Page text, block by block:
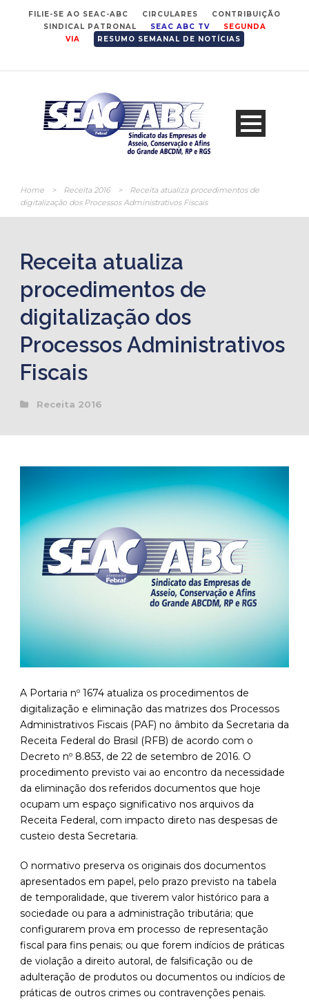
FILIE-SE AO SEAC-ABC CIRCULARES
CONTRIBUIÇÃO
SINDICAL PATRONAL
SEAC ABC TV
SEGUNDA
VIA
RESUMO SEMANAL DE NOTÍCIAS
Home > Receita 2016 >
Receita atualiza procedimentos de
digitalização dos Processos Administrativos Fiscais
Receita atualiza
procedimentos de
digitalização dos
Processos Administrativos
Fiscais
Receita 2016
A Portaria nº 1674 atualiza os procedimentos de
digitalização e eliminação das matrizes dos Processos
Administrativos Fiscais (PAF) no âmbito da Secretaria da
Receita Federal do Brasil (RFB) de acordo com o
Decreto nº 8.853, de 22 de setembro de 2016. O
procedimento previsto vai ao encontro da necessidade
da eliminação dos referidos documentos que hoje
ocupam um espaço significativo nos arquivos da
Receita Federal, com impacto direto nas despesas de
custeio desta Secretaria.
O normativo preserva os originais dos documentos
apresentados em papel, pelo prazo previsto na tabela
de temporalidade, que tiverem valor histórico para a
sociedade ou para a administração tributária; que
configurarem prova em processo de representação
fiscal para fins penais; ou que forem indícios de práticas
de violação a direito autoral, de falsificação ou de
adulteração de produtos ou documentos ou indícios de
práticas de outros crimes ou contravenções penais.